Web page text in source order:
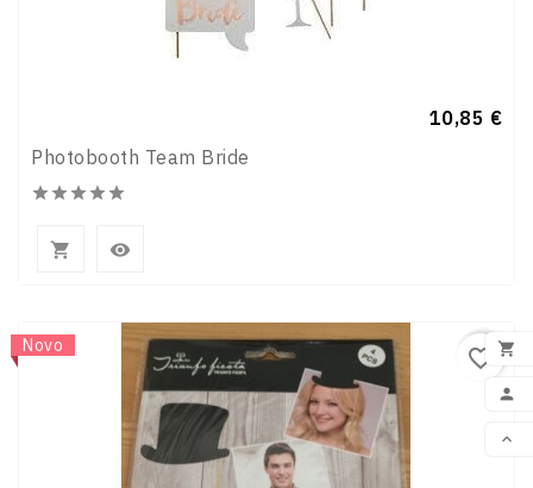



Preço
10,85 €
Photobooth Team Bride

 
Novo favorite_border